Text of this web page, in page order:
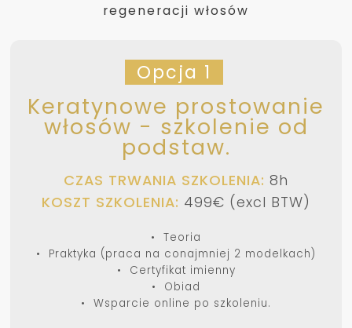
regeneracji włosów
Opcja 1
Keratynowe prostowanie
włosów - szkolenie od
podstaw.
CZAS TRWANIA SZKOLENIA: 8h
KOSZT SZKOLENIA: 499€ (excl BTW)
• Teoria
• Praktyka (praca na conajmniej 2 modelkach)
• Certyfikat imienny
• Obiad
• Wsparcie online po szkoleniu.